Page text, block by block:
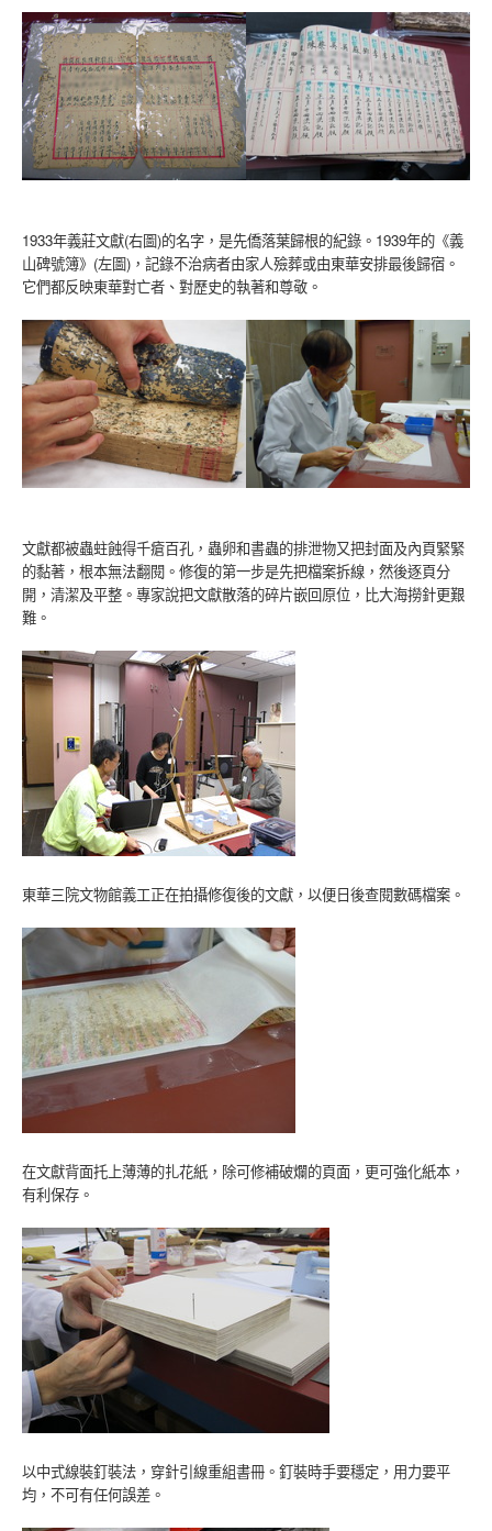
1933年義莊文獻(右圖)的名字，是先僑落葉歸根的紀錄。1939年的《義
山碑號簿》(左圖)，記錄不治病者由家人殮葬或由東華安排最後歸宿。
它們都反映東華對亡者、對歷史的執著和尊敬。
文獻都被蟲蛀蝕得千瘡百孔，蟲卵和書蟲的排泄物又把封面及內頁緊緊
的黏著，根本無法翻閱。修復的第一步是先把檔案拆線，然後逐頁分
開，清潔及平整。專家說把文獻散落的碎片嵌回原位，比大海撈針更艱
難。
東華三院文物館義工正在拍攝修復後的文獻，以便日後查閱數碼檔案。
在文獻背面托上薄薄的扎花紙，除可修補破爛的頁面，更可強化紙本，
有利保存。
以中式線裝釘裝法，穿針引線重組書冊。釘裝時手要穩定，用力要平
均，不可有任何誤差。